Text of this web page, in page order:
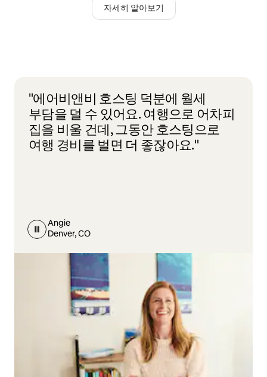
자세히 알아보기
"에어비앤비 호스팅 덕분에 월세
부담을 덜 수 있어요. 여행으로 어차피
집을 비울 건데, 그동안 호스팅으로
여행 경비를 벌면 더 좋잖아요."
Angie
Denver, CO